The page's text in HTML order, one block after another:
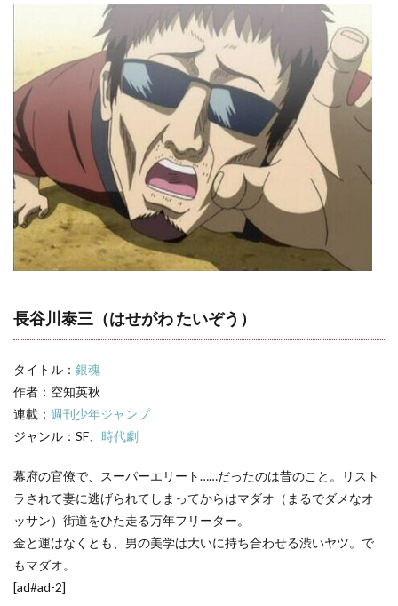
オ）
1.1
長谷
川泰
三
（は
せが
わ た
いぞ
う）
2
【銀
魂】
長谷
川泰
ダ
オ）
の名
名セ
リフ
3
銀
ラ一
覧
長谷川泰三（はせがわ たいぞう）
タイトル： 銀魂
作者：空知英秋
連載： 週刊少年ジャンプ
ジャンル：SF、 時代劇
幕府の官僚で、スーパーエリート……だったのは昔のこと。リスト
ラされて妻に逃げられてしまってからはマダオ（まるでダメなオ
ッサン）街道をひた走る万年フリーター。
金と運はなくとも、男の美学は大いに持ち合わせる渋いヤツ。で
もマダオ。
[ad#ad-2]